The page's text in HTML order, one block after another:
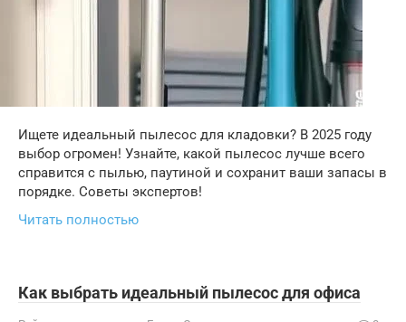
Ищете идеальный пылесос для кладовки? В 2025 году
выбор огромен! Узнайте, какой пылесос лучше всего
справится с пылью, паутиной и сохранит ваши запасы в
порядке. Советы экспертов!
Читать полностью
Как выбрать идеальный пылесос для офиса